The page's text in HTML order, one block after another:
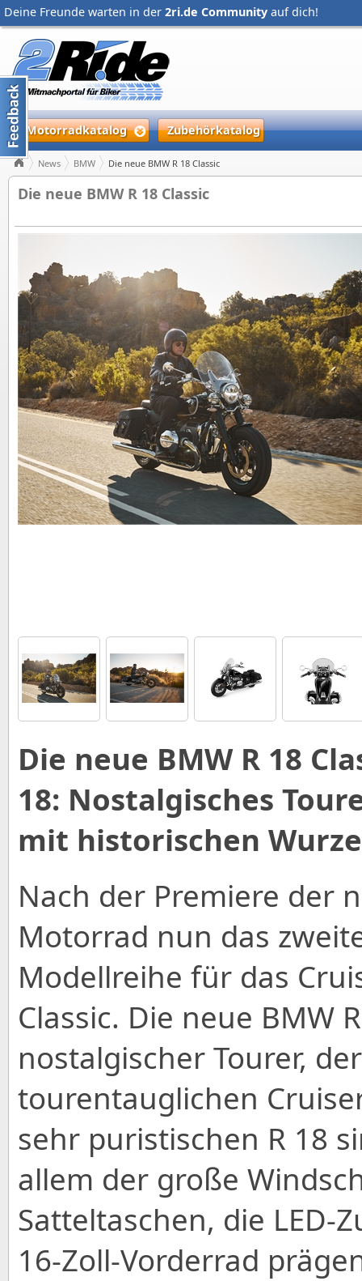
Deine Freunde warten in der 2ri.de Community auf dich!
Motorradkatalog Zubehörkatalog
News BMW Die neue BMW R 18 Classic
Die neue BMW R 18 Classic
Die neue BMW R 18
18: Nostalgisches
mit historischen
Nach der Premiere der
Motorrad nun das
Modellreihe für das
Classic. Die neue BMW
nostalgischer Tourer,
tourentauglichen
sehr puristischen R 18
allem der große
Satteltaschen, die LED-
16-Zoll-Vorderrad